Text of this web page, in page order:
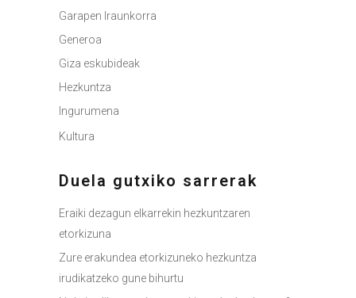
Garapen Iraunkorra
Generoa
Giza eskubideak
Hezkuntza
Ingurumena
Kultura
Duela gutxiko sarrerak
Eraiki dezagun elkarrekin hezkuntzaren
etorkizuna
Zure erakundea etorkizuneko hezkuntza
irudikatzeko gune bihurtu